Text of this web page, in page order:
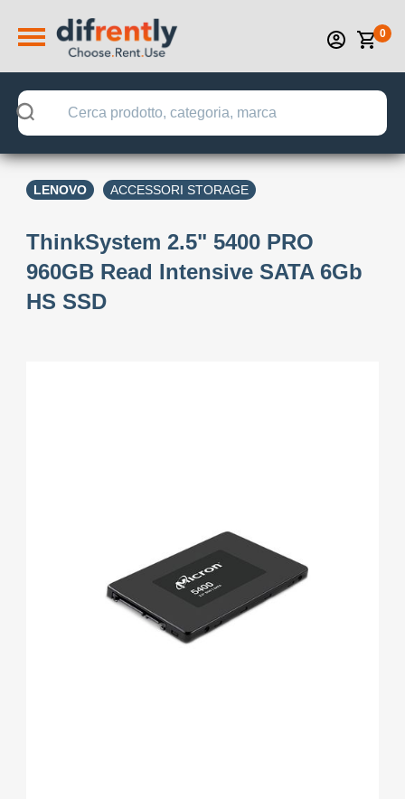
0
LENOVO ACCESSORI STORAGE
ThinkSystem 2.5" 5400 PRO
960GB Read Intensive SATA 6Gb
HS SSD